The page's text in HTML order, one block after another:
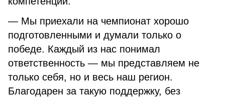
— Мы приехали на чемпионат хорошо
подготовленными и думали только о
победе. Каждый из нас понимал
ответственность — мы представляем не
только себя, но и весь наш регион.
Благодарен за такую поддержку, без